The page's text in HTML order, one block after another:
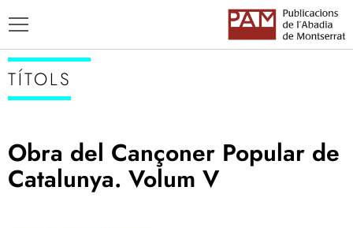
TÍTOLS
TÍTOLS
Obra del Cançoner Popular de
Catalunya. Volum V